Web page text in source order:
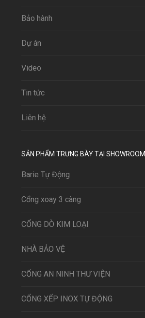
Bảo hành
Dự án
Video
Tin tức
Liên hệ
SẢN PHẨM TRƯNG BÀY TẠI SHOWROOM
Barie Tự Động
Cổng xoay 3 càng
CỔNG DÒ KIM LOẠI
NHÀ BẢO VỆ
CỔNG AN NINH THƯ VIỆN
CỔNG XẾP INOX TỰ ĐỘNG